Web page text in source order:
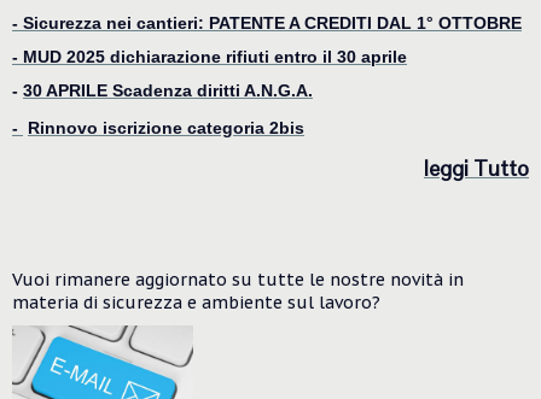
- Sicurezza nei cantieri: PATENTE A CREDITI DAL 1° OTTOBRE
- MUD 2025 dichiarazione rifiuti entro il 30 aprile
- 30 APRILE Scadenza diritti A.N.G.A.
- Rinnovo iscrizione categoria 2bis
leggi Tutto
Vuoi rimanere aggiornato su tutte le nostre novità in
materia di sicurezza e ambiente sul lavoro?